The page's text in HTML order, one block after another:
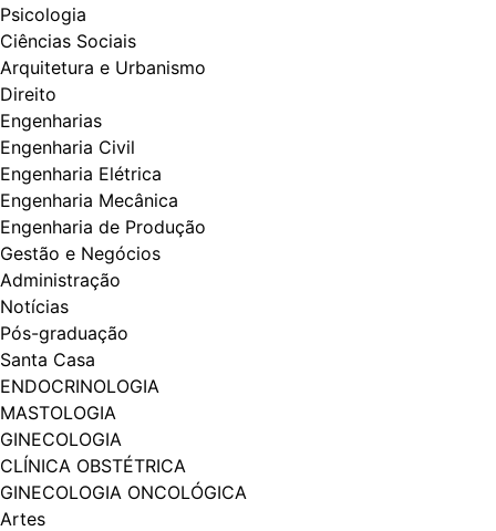
Psicologia
Ciências Sociais
Arquitetura e Urbanismo
Direito
Engenharias
Engenharia Civil
Engenharia Elétrica
Engenharia Mecânica
Engenharia de Produção
Gestão e Negócios
Administração
Notícias
Pós-graduação
Santa Casa
ENDOCRINOLOGIA
MASTOLOGIA
GINECOLOGIA
CLÍNICA OBSTÉTRICA
GINECOLOGIA ONCOLÓGICA
Artes